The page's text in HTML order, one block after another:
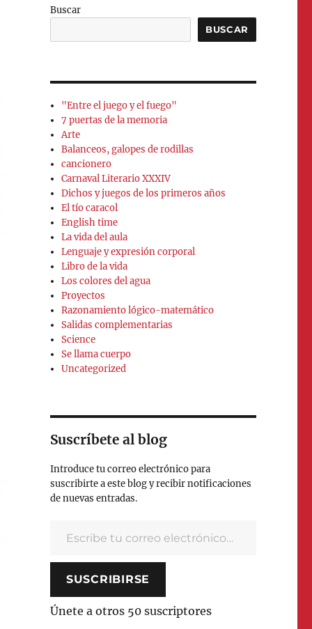
Buscar
BUSCAR
"Entre el juego y el fuego"
7 puertas de la memoria
Arte
Balanceos, galopes de rodillas
cancionero
Carnaval Literario XXXIV
Dichos y juegos de los primeros años
El tío caracol
English time
La vida del aula
Lenguaje y expresión corporal
Libro de la vida
Los colores del agua
Proyectos
Razonamiento lógico-matemático
Salidas complementarias
Science
Se llama cuerpo
Uncategorized
Suscríbete al blog
Introduce tu correo electrónico para
suscribirte a este blog y recibir notificaciones
de nuevas entradas.
SUSCRIBIRSE
Únete a otros 50 suscriptores